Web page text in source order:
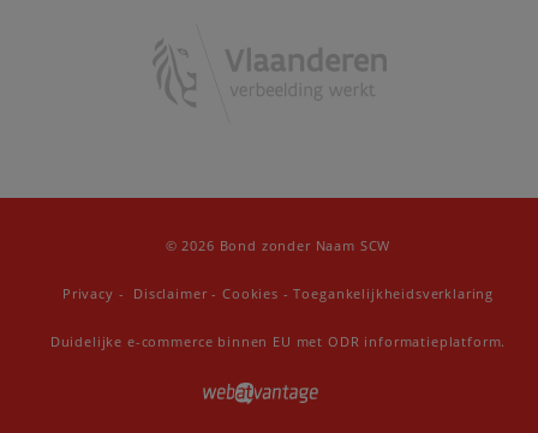
© 2026 Bond zonder Naam SCW
Privacy - Disclaimer-Cookies -Toegankelijkheidsverklaring
Duidelijke e-commerce binnen EU met ODR informatieplatform.